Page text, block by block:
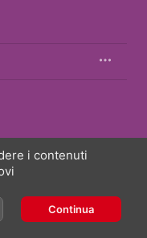
i contenuti
Continua